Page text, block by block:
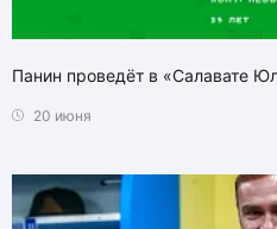
Панин проведёт в «Салавате
20 июня